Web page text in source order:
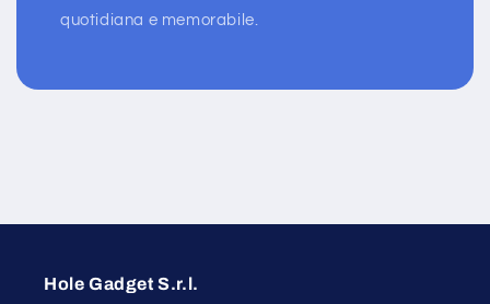
quotidiana e memorabile.
Hole Gadget S.r.l.